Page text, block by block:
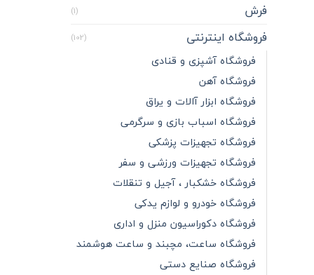
فرش (1)
فروشگاه اینترنتی (102)
فروشگاه آشپزی و قنادی
فروشگاه آهن
فروشگاه ابزار آالات و یراق
فروشگاه اسباب بازی و سرگرمی
فروشگاه تجهیزات پزشکی
فروشگاه تجهیزات ورزشی و سفر
فروشگاه خشکبار ، آجیل و تنقلات
فروشگاه خودرو و لوازم یدکی
فروشگاه دکوراسیون منزل و اداری
فروشگاه ساعت، مچبند و ساعت هوشمند
فروشگاه صنایع دستی